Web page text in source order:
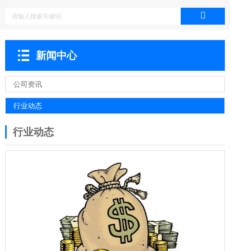
新闻中心
公司资讯
行业动态
行业动态